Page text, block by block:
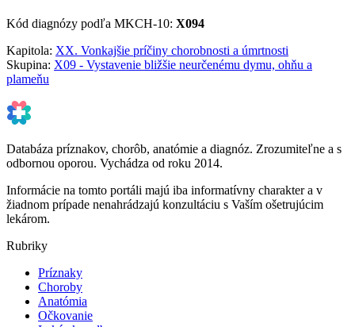
Kód diagnózy podľa MKCH-10: X094
Kapitola: XX. Vonkajšie príčiny chorobnosti a úmrtnosti
Skupina: X09 - Vystavenie bližšie neurčenému dymu, ohňu a
plameňu
Databáza príznakov, chorôb, anatómie a diagnóz. Zrozumiteľne a s
odbornou oporou. Vychádza od roku 2014.
Informácie na tomto portáli majú iba informatívny charakter a v
žiadnom prípade nenahrádzajú konzultáciu s Vaším ošetrujúcim
lekárom.
Rubriky
Príznaky
Choroby
Anatómia
Očkovanie